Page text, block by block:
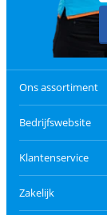
Ons assortiment
Bedrijfswebsite
Klantenservice
Zakelijk